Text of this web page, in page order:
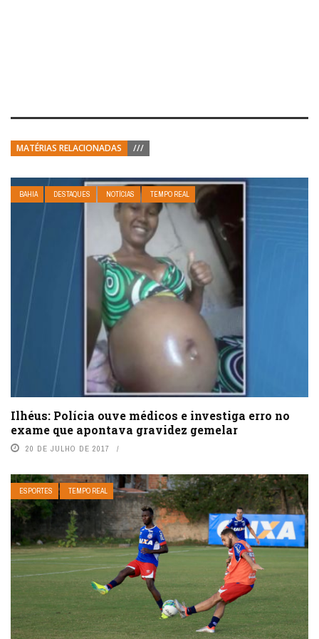
MATÉRIAS RELACIONADAS ///
BAHIA DESTAQUES NOTÍCIAS TEMPO REAL
Ilhéus: Polícia ouve médicos e investiga erro no
exame que apontava gravidez gemelar
20 DE JULHO DE 2017
ESPORTES TEMPO REAL